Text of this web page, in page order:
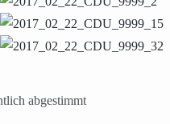
abgestimmt